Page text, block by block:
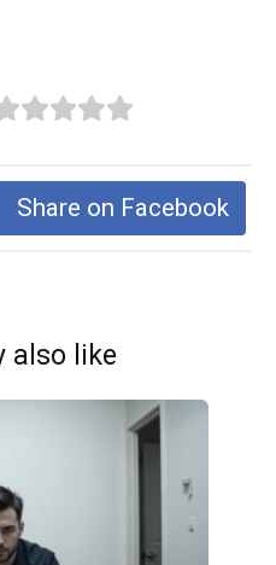
Share on Facebook
also like